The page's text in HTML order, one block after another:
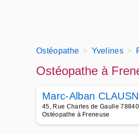
Ostéopathe Yvelines
Ostéopathe à
Marc-Alban
45, Rue Charles de Gaulle
Ostéopathe à Freneuse